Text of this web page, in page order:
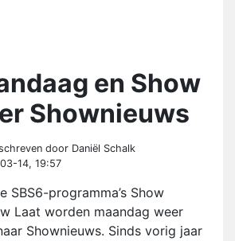
en Show
Shownieuws
door Daniël Schalk
14, 19:57
SBS6-programma’s Show
Laat worden maandag weer
Shownieuws. Sinds vorig jaar